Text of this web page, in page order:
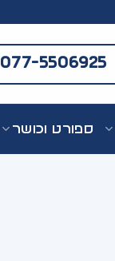
077-5506925
ספורט וכושר